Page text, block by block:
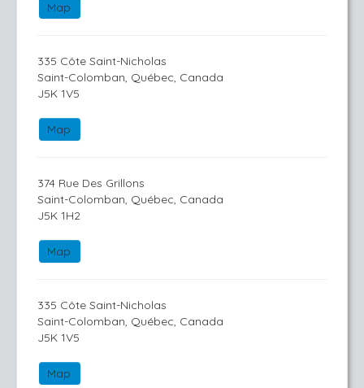
Map
335 Côte Saint-Nicholas
Saint-Colomban, Québec, Canada
J5K 1V5
Map
374 Rue Des Grillons
Saint-Colomban, Québec, Canada
J5K 1H2
Map
335 Côte Saint-Nicholas
Saint-Colomban, Québec, Canada
J5K 1V5
Map